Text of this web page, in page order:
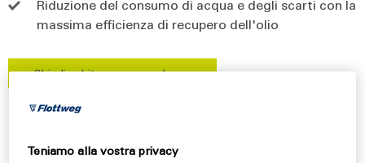
Riduzione del consumo di acqua e degli scarti con la
massima efficienza di recupero dell'olio
Chiedi subito una consulenza
Estrazione e chiarificazione di
Teniamo alla vostra privacy